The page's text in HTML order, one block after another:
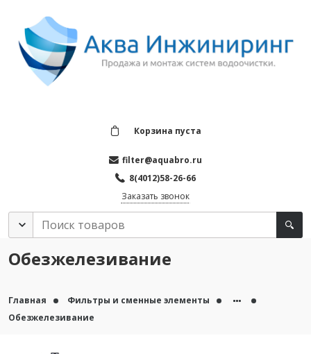
filter@aquabro.ru
8(4012)58-26-66
Заказать звонок
Корзина пуста
Обезжелезивание
Главная
Фильтры и сменные элементы
Обезжелезивание